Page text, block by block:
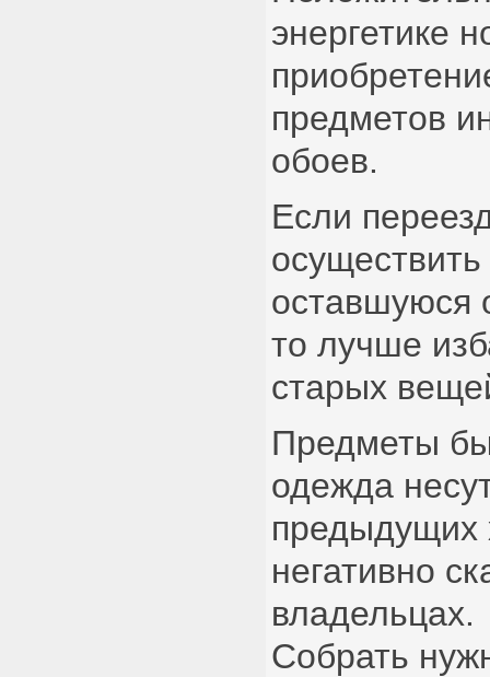
энергетике
предметов
обоев.
Если
осуществить
оставшуюся
то лучше
старых
Предметы
одежда
предыдущих
негативно
владельцах.
Собрать